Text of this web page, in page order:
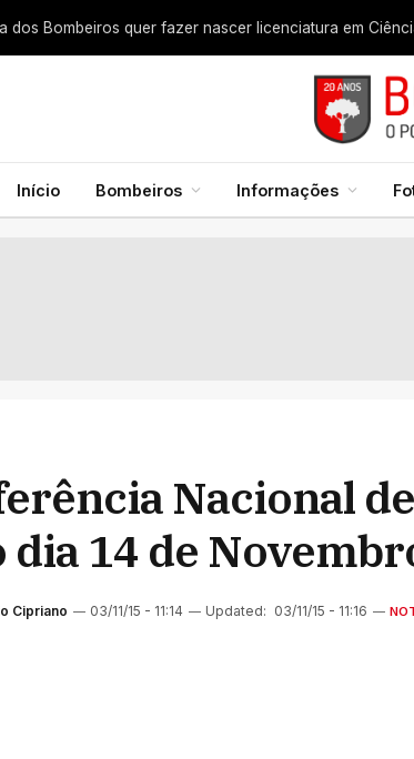
Início Bombeiros Informações
Nacional
14 de
Cipriano 03/11/15 - 11:14 Updated: 03/11/15 - 11:16